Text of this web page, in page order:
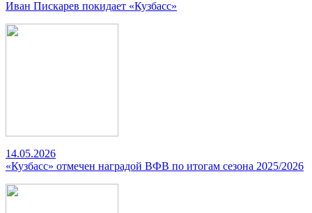
Иван Пискарев покидает «Кузбасс»
14.05.2026
«Кузбасс» отмечен наградой ВФВ по итогам сезона 2025/2026